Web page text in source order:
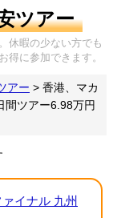
ツアー
休暇の少ない方でも
得に参加できます。
アー > 香港、マカ
間ツアー6.98万円
イナル 九州